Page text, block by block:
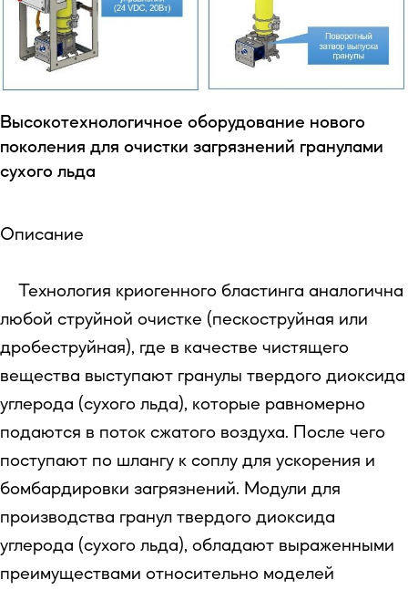
Высокотехнологичное оборудование нового
поколения для очистки загрязнений гранулами
сухого льда
Описание
Технология криогенного бластинга аналогична
любой струйной очистке (пескоструйная или
дробеструйная), где в качестве чистящего
вещества выступают гранулы твердого диоксида
углерода (сухого льда), которые равномерно
подаются в поток сжатого воздуха. После чего
поступают по шлангу к соплу для ускорения и
бомбардировки загрязнений. Модули для
производства гранул твердого диоксида
углерода (сухого льда), обладают выраженными
преимуществами относительно моделей